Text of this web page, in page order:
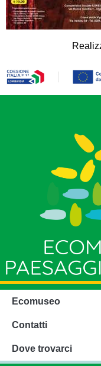
Ecomuseo
Contatti
Dove trovarci